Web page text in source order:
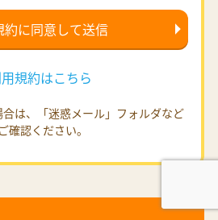
規約はこちら
は、「迷惑メール」フォルダなど
確認ください。